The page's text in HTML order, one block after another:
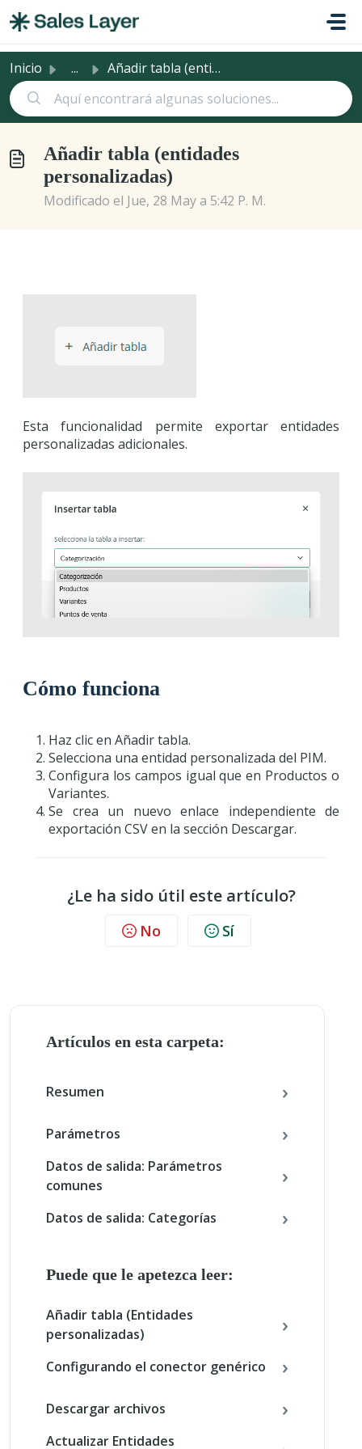
Inicio ... Añadir tabla (entidades personalizadas)
Añadir tabla (entidades
personalizadas)
Modificado el Jue, 28 May a 5:42 P. M.
Esta funcionalidad permite exportar entidades
personalizadas adicionales.
Cómo funciona
Haz clic en Añadir tabla.
Selecciona una entidad personalizada del PIM.
Configura los campos igual que en Productos o
Variantes.
Se crea un nuevo enlace independiente de
exportación CSV en la sección Descargar.
¿Le ha sido útil este artículo?
No Sí
Artículos en esta carpeta:
Resumen
Parámetros
Datos de salida: Parámetros
comunes
Datos de salida: Categorías
Puede que le apetezca leer:
Añadir tabla (Entidades
personalizadas)
Configurando el conector genérico
Descargar archivos
Actualizar Entidades